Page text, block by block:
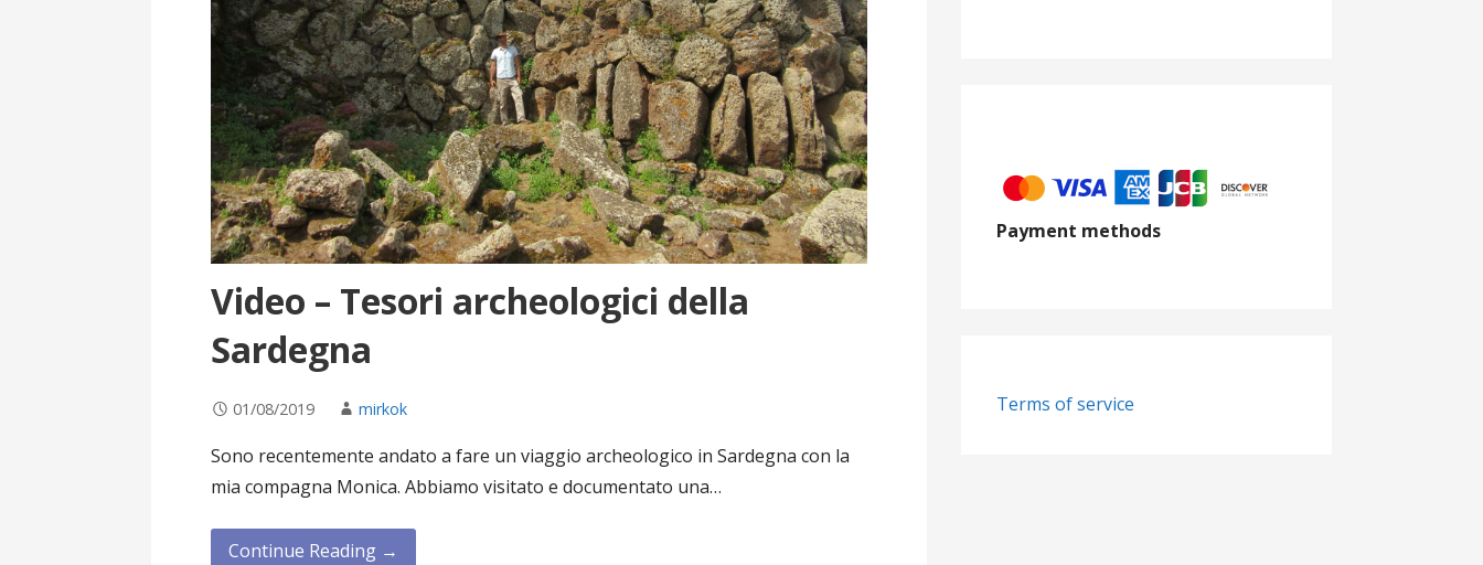
Video – Tesori archeologici della
Sardegna
01/08/2019 mirkok
Sono recentemente andato a fare un viaggio archeologico in Sardegna con la
mia compagna Monica. Abbiamo visitato e documentato una…
Continue Reading →
Payment methods
Terms of service